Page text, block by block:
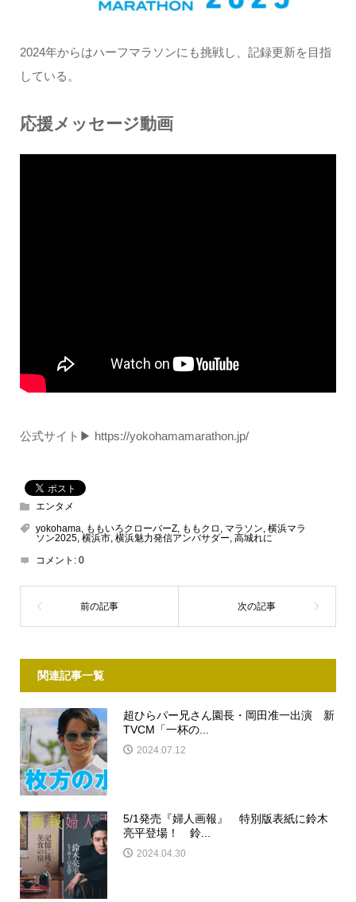
2024年からはハーフマラソンにも挑戦し、記録更新を目指
している。
応援メッセージ動画
公式サイト▶ https://yokohamamarathon.jp/
エンタメ
yokohama, ももいろクローバーZ, ももクロ , マラソン, 横浜マラ
ソン2025, 横浜市, 横浜魅力発信アンバサダー, 高城れに
コメント: 0
関連記事一覧
超ひらパー兄さん園長・岡田准一出演 新
TVCM「一杯の...
2024.07.12
5/1発売『婦人画報』 特別版表紙に鈴木
亮平登場！ 鈴...
2024.04.30